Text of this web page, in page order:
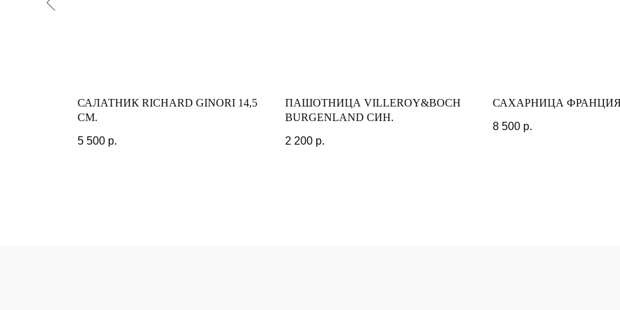
САЛАТНИК RICHARD GINORI 14,5
СМ.
5 500 р.
ПАШОТНИЦА VILLEROY&BOCH
BURGENLAND СИН.
2 200 р.
САХАРНИЦА ФРАНЦИЯ
8 500 р.
МОМЕНТЫ